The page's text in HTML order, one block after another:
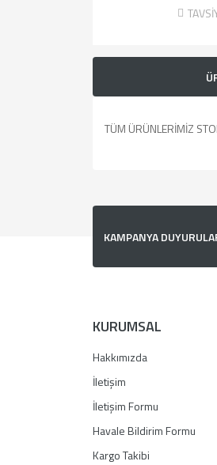
TÜM ÜRÜNLERİMİZ
Ürün resmi
Bu ürüne benzer
KAMPANYA
KURUMSAL
Hakkımızda
İletişim
İletişim Formu
Havale Bildirim Formu
Kargo Takibi